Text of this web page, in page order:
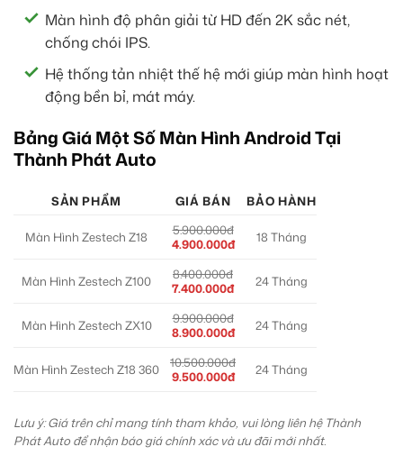
Màn hình độ phân giải từ HD đến 2K sắc nét,
chống chói IPS.
Hệ thống tản nhiệt thế hệ mới giúp màn hình hoạt
động bền bỉ, mát máy.
Bảng Giá Một Số Màn Hình Android Tại
Thành Phát Auto
SẢN PHẨM GIÁ BÁN BẢO HÀNH
Màn Hình Zestech Z18
5.900.000đ
4.900.000đ
18 Tháng
Màn Hình Zestech Z100
8.400.000đ
7.400.000đ
24 Tháng
Màn Hình Zestech ZX10
9.900.000đ
8.900.000đ
24 Tháng
Màn Hình Zestech Z18 360
10.500.000đ
9.500.000đ
24 Tháng
Lưu ý: Giá trên chỉ mang tính tham khảo, vui lòng liên hệ Thành
Phát Auto để nhận báo giá chính xác và ưu đãi mới nhất.